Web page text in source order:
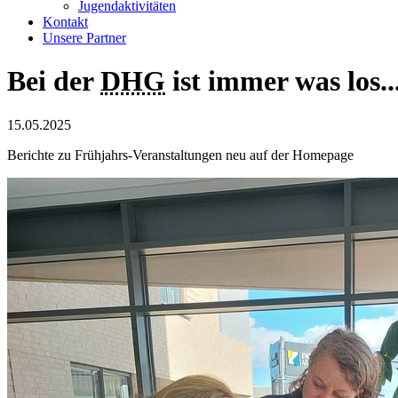
Jugendaktivitäten
Kontakt
Unsere Partner
Bei derDHG ist immer was
15.05.2025
Berichte zu Frühjahrs-Veranstaltungen neu auf der Homepage